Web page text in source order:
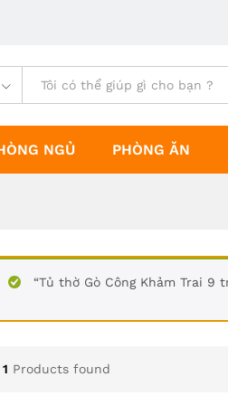
NGỦ PHÒNG ĂN
“Tủ thờ Gò Công Khảm Trai 9
1 Products found